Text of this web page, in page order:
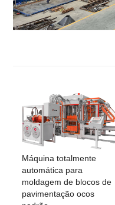
Máquina totalmente
automática para
moldagem de blocos de
pavimentação ocos